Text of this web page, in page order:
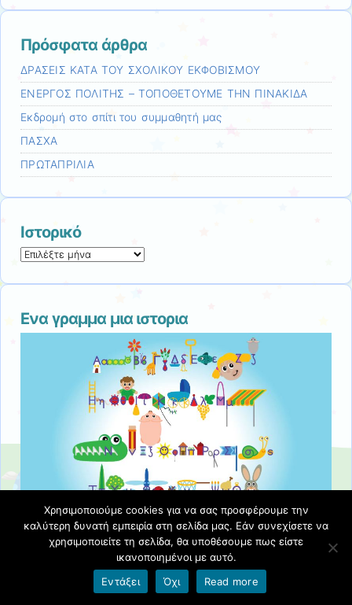
Πρόσφατα άρθρα
ΔΡΑΣΕΙΣ ΚΑΤΑ ΤΟΥ ΣΧΟΛΙΚΟΥ ΕΚΦΟΒΙΣΜΟΥ
ΕΝΕΡΓΟΣ ΠΟΛΙΤΗΣ – ΤΟΠΟΘΕΤΟΥΜΕ ΤΗΝ ΠΙΝΑΚΙΔΑ
Εκδρομή στο σπίτι του συμμαθητή μας
ΠΑΣΧΑ
ΠΡΩΤΑΠΡΙΛΙΑ
Ιστορικό
Ιστορικό
Ενα γραμμα μια ιστορια
Χρησιμοποιούμε cookies για να σας προσφέρουμε την
καλύτερη δυνατή εμπειρία στη σελίδα μας. Εάν συνεχίσετε να
χρησιμοποιείτε τη σελίδα, θα υποθέσουμε πως είστε
ικανοποιημένοι με αυτό.
Εντάξει
Όχι Read more